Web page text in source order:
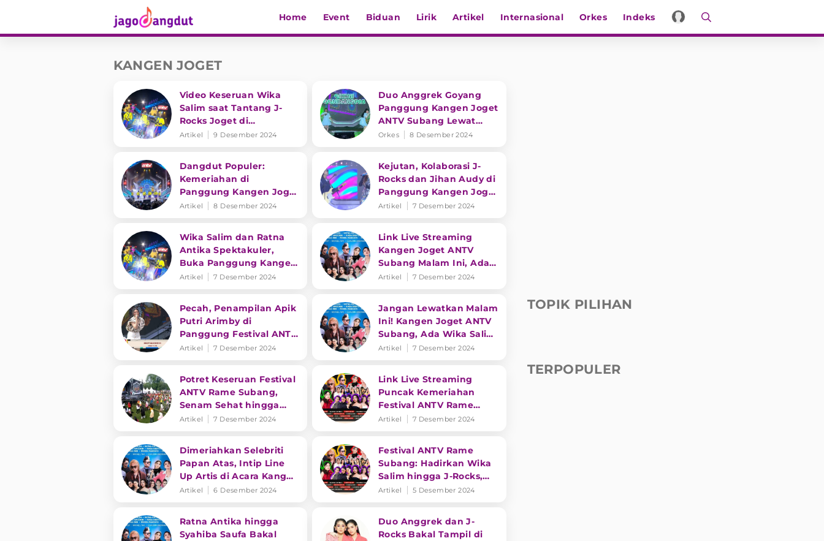
Home Event Biduan Lirik Artikel Internasional Orkes Indeks
KANGEN JOGET
Video Keseruan Wika
Salim saat Tantang J-
Rocks Joget di
Panggung Kangen Joget
Artikel 9 Desember 2024
Duo Anggrek Goyang
Panggung Kangen Joget
ANTV Subang Lewat
Cikini Gondangdia
Orkes 8 Desember 2024
Dangdut Populer:
Kemeriahan di
Panggung Kangen Joget
ANTV Subang, J-Rocks
Artikel 8 Desember 2024
Kejutan, Kolaborasi J-
Rocks dan Jihan Audy di
Panggung Kangen Joget
ANTV Subang
Artikel 7 Desember 2024
Wika Salim dan Ratna
Antika Spektakuler,
Buka Panggung Kangen
Joget ANTV Subang
Artikel 7 Desember 2024
Link Live Streaming
Kangen Joget ANTV
Subang Malam Ini, Ada
Wika Salim hingga J-
Artikel 7 Desember 2024
Pecah, Penampilan Apik
Putri Arimby di
Panggung Festival ANTV
Rame Subang
Artikel 7 Desember 2024
Jangan Lewatkan Malam
Ini! Kangen Joget ANTV
Subang, Ada Wika Salim
hingga J-Rocks
Artikel 7 Desember 2024
Potret Keseruan Festival
ANTV Rame Subang,
Senam Sehat hingga
Music Performance
Artikel 7 Desember 2024
Link Live Streaming
Puncak Kemeriahan
Festival ANTV Rame
2024 di Subang
Artikel 7 Desember 2024
Dimeriahkan Selebriti
Papan Atas, Intip Line
Up Artis di Acara Kangen
Joget ANTV Subang
Artikel 6 Desember 2024
Festival ANTV Rame
Subang: Hadirkan Wika
Salim hingga J-Rocks,
Catat Tanggalnya!
Artikel 5 Desember 2024
Ratna Antika hingga
Syahiba Saufa Bakal
Duo Anggrek dan J-
Rocks Bakal Tampil di
TOPIK PILIHAN
TERPOPULER